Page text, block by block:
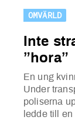
OMVÄRLD
Inte
”hora”
En ung
Under
poliserna
ledde till